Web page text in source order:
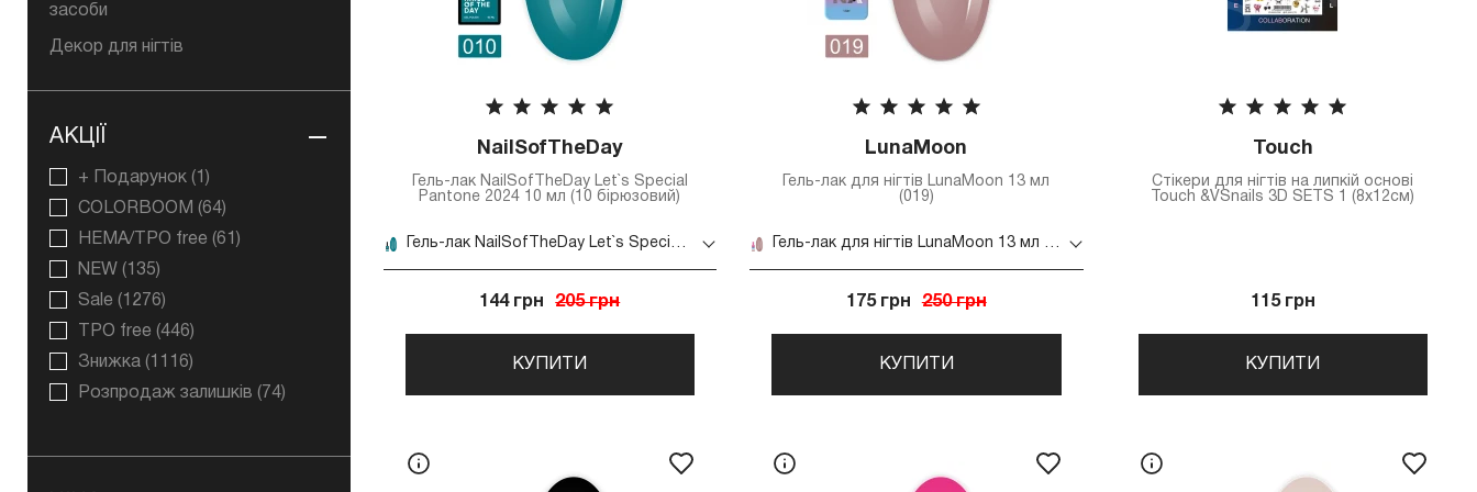
засоби
Декор для нігтів
АКЦІЇ
+ Подарунок (1)
COLORBOOM (64)
HEMA/TPO free (61)
NEW (135)
Sale (1276)
TPO free (446)
Знижка (1116)
Розпродаж залишків (74)
NailSofTheDay
Гель-лак NailSofTheDay Let`s Special
Pantone 2024 10 мл (10 бірюзовий)
Гель-лак NailSofTheDay Let`s Special Pantone 2024 10 мл (10 бірюзовий)
144 грн 205 грн
КУПИТИ
LunaMoon
Гель-лак для нігтів LunaMoon 13 мл
(019)
Гель-лак для нігтів LunaMoon 13 мл (019)
175 грн 250 грн
КУПИТИ
Touch
Стікери для нігтів на липкій основі
Touch &VSnails 3D SETS 1 (8x12см)
115 грн
КУПИТИ